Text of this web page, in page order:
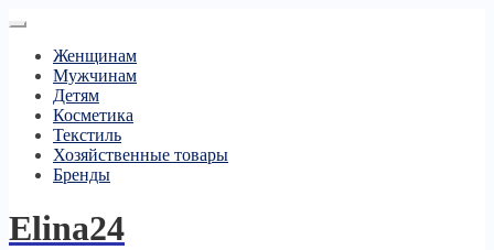
Женщинам
Мужчинам
Детям
Косметика
Текстиль
Хозяйственные товары
Бренды
Elina24